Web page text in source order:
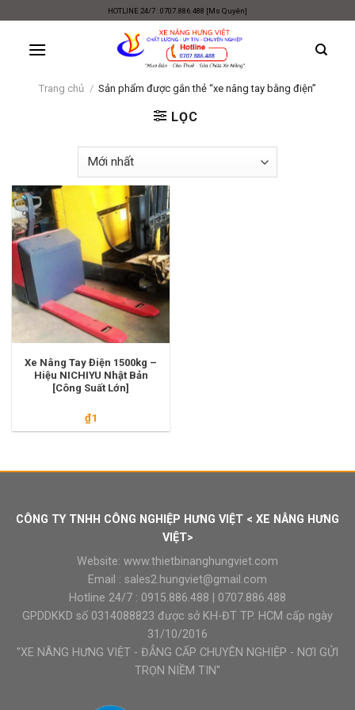
content
HOTLINE 24/7 : 0707.886.488 [Ms Quyên]
Trang chủ / Sản phẩm được gắn thẻ “xe nâng tay bằng điện”
LỌC
Xe Nâng Tay Điện 1500kg –
Hiệu NICHIYU Nhật Bản
[Công Suất Lớn]
₫1
CÔNG TY TNHH CÔNG NGHIỆP HƯNG VIỆT < XE NÂNG HƯNG
VIỆT>
Website: www.thietbinanghungviet.com
Email : sales2.hungviet@gmail.com
Hotline 24/7 : 0915.886.488
0707.886.488
GPDDKKD số 0314088823 được sở KH-ĐT TP. HCM cấp ngày
31/10/2016
"XE NÂNG HƯNG VIỆT - ĐẲNG CẤP CHUYÊN NGHIỆP - NƠI GỬI
TRỌN NIỀM TIN"